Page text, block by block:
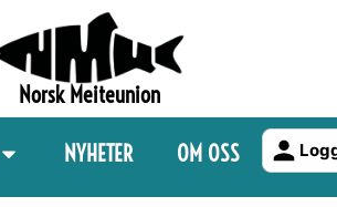
Norsk Meiteunion
NYHETER OM OSS